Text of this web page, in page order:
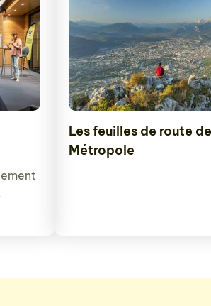
Les feuilles de route
Métropole